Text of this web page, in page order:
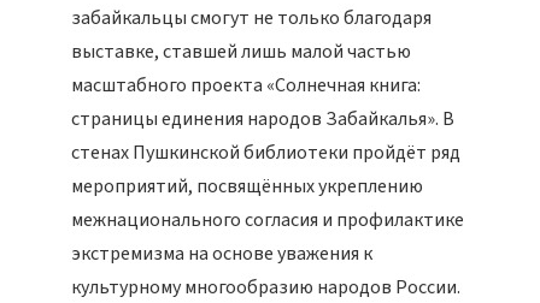
забайкальцы смогут не только благодаря
выставке, ставшей лишь малой частью
масштабного проекта «Солнечная книга:
страницы единения народов Забайкалья». В
стенах Пушкинской библиотеки пройдёт ряд
мероприятий, посвящённых укреплению
межнационального согласия и профилактике
экстремизма на основе уважения к
культурному многообразию народов России.